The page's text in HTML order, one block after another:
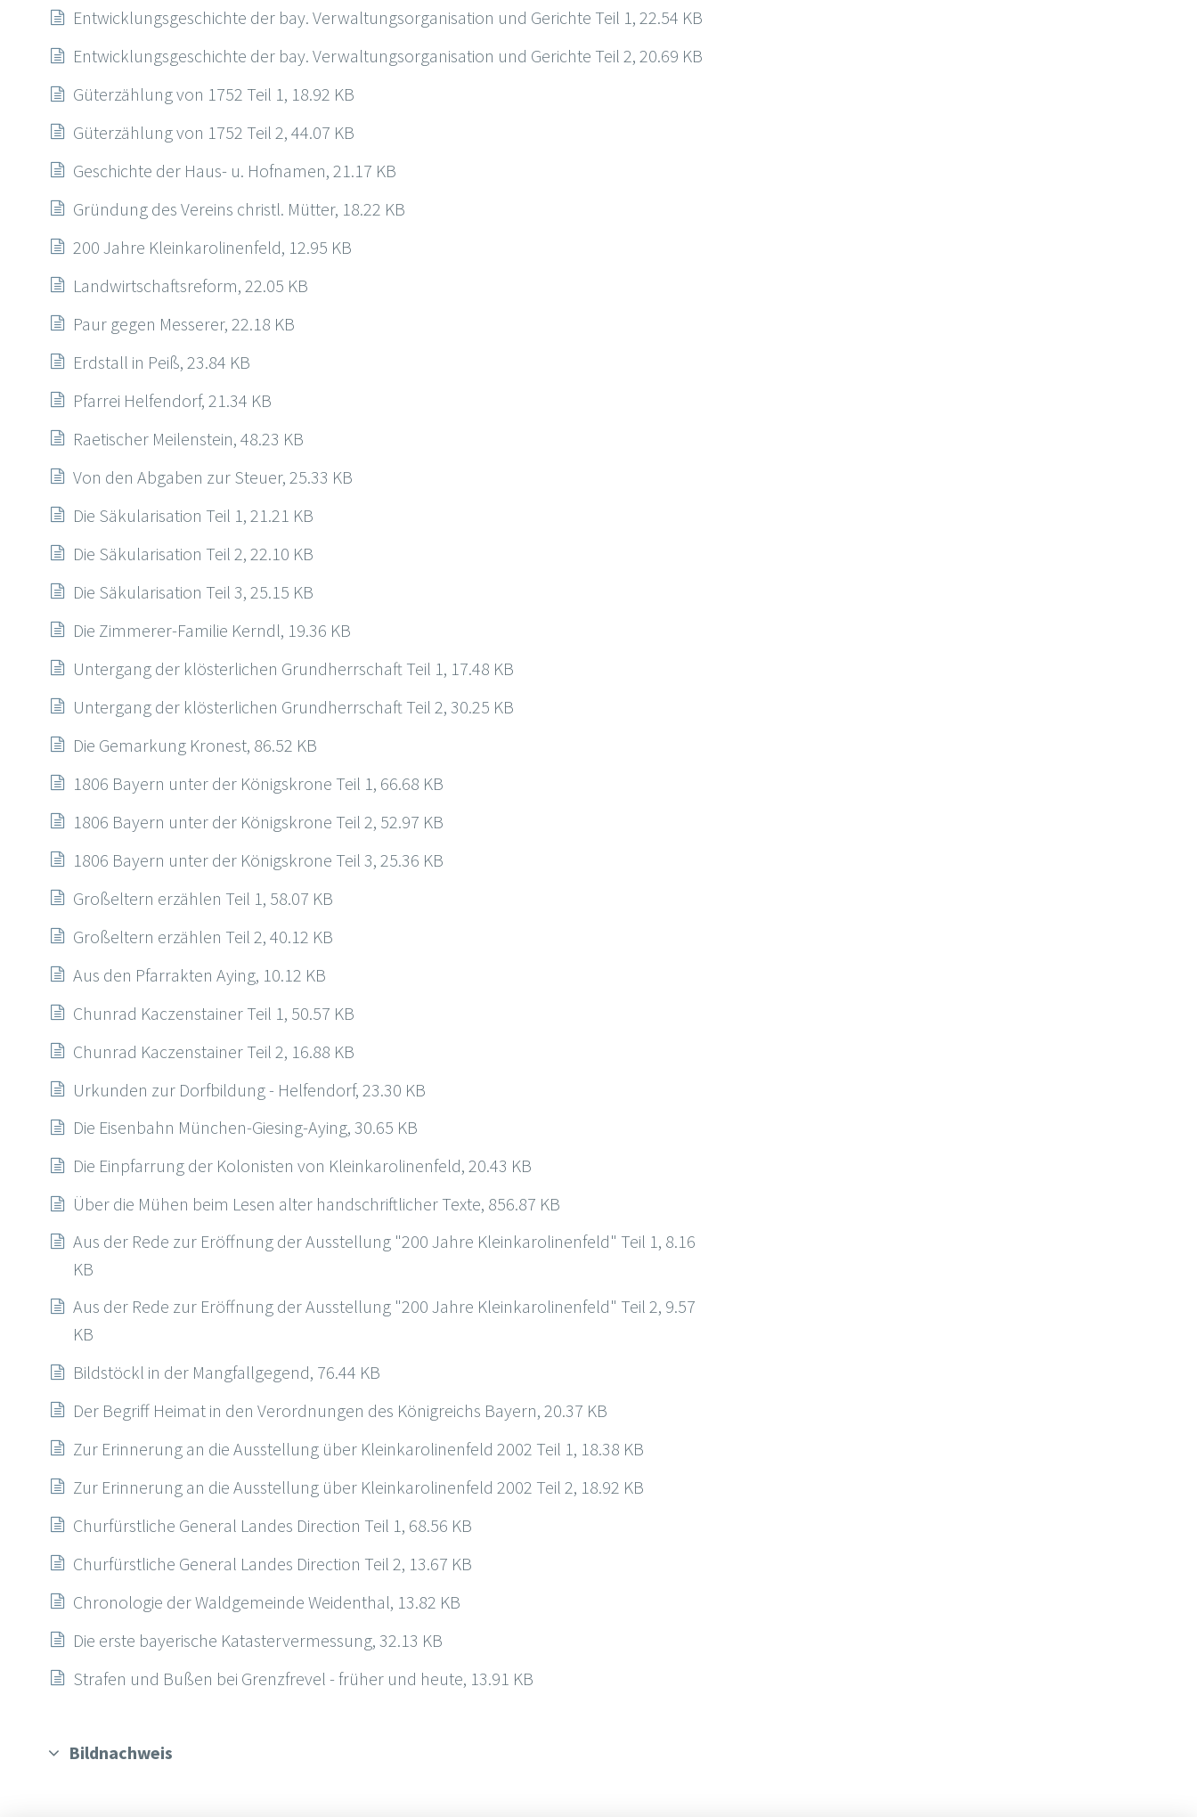
Entwicklungsgeschichte der bay. Verwaltungsorganisation und Gerichte Teil 1, 22.54 KB
Entwicklungsgeschichte der bay. Verwaltungsorganisation und Gerichte Teil 2, 20.69 KB
Güterzählung von 1752 Teil 1, 18.92 KB
Güterzählung von 1752 Teil 2, 44.07 KB
Geschichte der Haus- u. Hofnamen, 21.17 KB
Gründung des Vereins christl. Mütter, 18.22 KB
200 Jahre Kleinkarolinenfeld, 12.95 KB
Landwirtschaftsreform, 22.05 KB
Paur gegen Messerer, 22.18 KB
Erdstall in Peiß, 23.84 KB
Pfarrei Helfendorf, 21.34 KB
Raetischer Meilenstein, 48.23 KB
Von den Abgaben zur Steuer, 25.33 KB
Die Säkularisation Teil 1, 21.21 KB
Die Säkularisation Teil 2, 22.10 KB
Die Säkularisation Teil 3, 25.15 KB
Die Zimmerer-Familie Kerndl, 19.36 KB
Untergang der klösterlichen Grundherrschaft Teil 1, 17.48 KB
Untergang der klösterlichen Grundherrschaft Teil 2, 30.25 KB
Die Gemarkung Kronest, 86.52 KB
1806 Bayern unter der Königskrone Teil 1, 66.68 KB
1806 Bayern unter der Königskrone Teil 2, 52.97 KB
1806 Bayern unter der Königskrone Teil 3, 25.36 KB
Großeltern erzählen Teil 1, 58.07 KB
Großeltern erzählen Teil 2, 40.12 KB
Aus den Pfarrakten Aying, 10.12 KB
Chunrad Kaczenstainer Teil 1, 50.57 KB
Chunrad Kaczenstainer Teil 2, 16.88 KB
Urkunden zur Dorfbildung - Helfendorf, 23.30 KB
Die Eisenbahn München-Giesing-Aying, 30.65 KB
Die Einpfarrung der Kolonisten von Kleinkarolinenfeld, 20.43 KB
Über die Mühen beim Lesen alter handschriftlicher Texte, 856.87 KB
Aus der Rede zur Eröffnung der Ausstellung "200 Jahre Kleinkarolinenfeld" Teil 1, 8.16
KB
Aus der Rede zur Eröffnung der Ausstellung "200 Jahre Kleinkarolinenfeld" Teil 2, 9.57
KB
Bildstöckl in der Mangfallgegend, 76.44 KB
Der Begriff Heimat in den Verordnungen des Königreichs Bayern, 20.37 KB
Zur Erinnerung an die Ausstellung über Kleinkarolinenfeld 2002 Teil 1, 18.38 KB
Zur Erinnerung an die Ausstellung über Kleinkarolinenfeld 2002 Teil 2, 18.92 KB
Churfürstliche General Landes Direction Teil 1, 68.56 KB
Churfürstliche General Landes Direction Teil 2, 13.67 KB
Chronologie der Waldgemeinde Weidenthal, 13.82 KB
Die erste bayerische Katastervermessung, 32.13 KB
Strafen und Bußen bei Grenzfrevel - früher und heute, 13.91 KB
Bildnachweis